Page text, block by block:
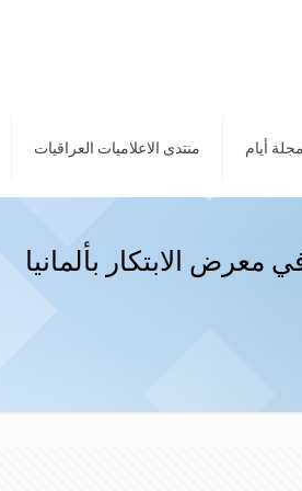
مجلة أيام منتدى الاعلاميات العراقيات
معرض الابتكار بألمانيا